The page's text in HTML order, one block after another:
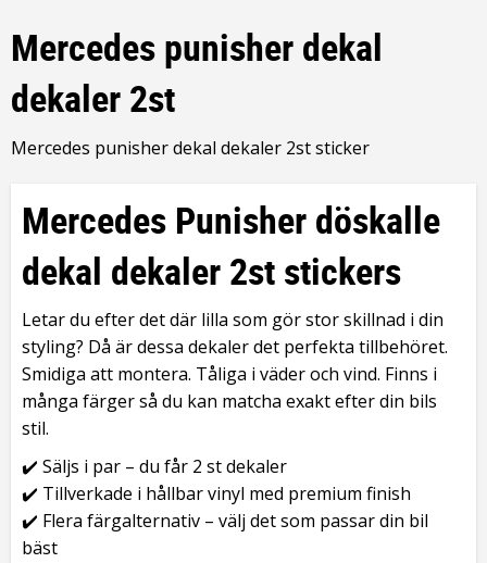
Mercedes punisher dekal
dekaler 2st
Mercedes punisher dekal dekaler 2st sticker
Mercedes Punisher döskalle
dekal dekaler 2st stickers
Letar du efter det där lilla som gör stor skillnad i din
styling? Då är dessa dekaler det perfekta tillbehöret.
Smidiga att montera. Tåliga i väder och vind. Finns i
många färger så du kan matcha exakt efter din bils
stil.
✔️ Säljs i par – du får 2 st dekaler
✔️ Tillverkade i hållbar vinyl med premium finish
✔️ Flera färgalternativ – välj det som passar din bil
bäst